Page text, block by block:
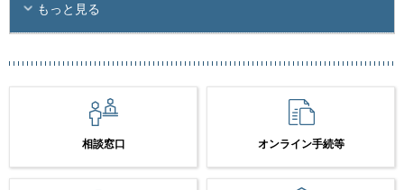
もっと見る
相談窓口 オンライン手続等